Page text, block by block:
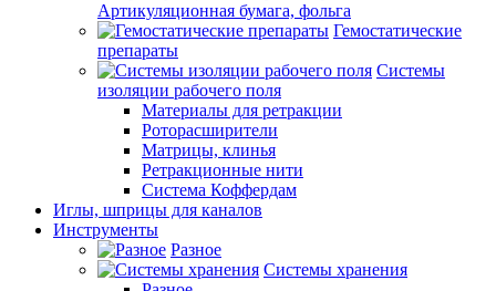
Артикуляционная бумага, фольга
Гемостатические
препараты
Системы
изоляции рабочего поля
Материалы для ретракции
Роторасширители
Матрицы, клинья
Ретракционные нити
Система Коффердам
Иглы, шприцы для каналов
Инструменты
Разное
Системы хранения